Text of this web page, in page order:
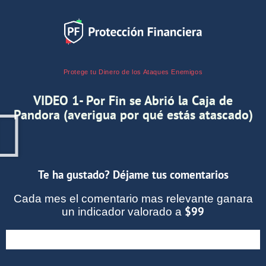
Protege tu Dinero de los Ataques Enemigos
VIDEO 1- Por Fin se Abrió la Caja de
Pandora (averigua por qué estás atascado)
Te ha gustado? Déjame tus comentarios
Cada mes el comentario mas relevante ganara
un indicador valorado a $99